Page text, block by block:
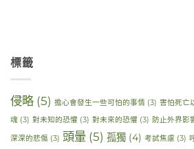
標籤
侵略 (5) 擔心會發生一些可怕的事情 (3) 害怕死亡
魂 (3) 對未知的恐懼 (3) 對未來的恐懼 (3) 防止外界影
深深的悲傷 (3) 頭暈 (5) 孤獨 (4) 考試焦慮 (3)